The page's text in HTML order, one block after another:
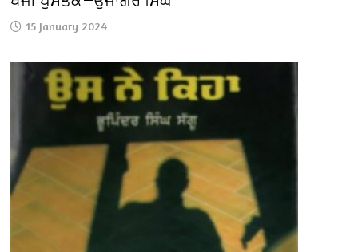
15 January 2024